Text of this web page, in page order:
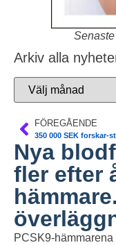
Arkiv alla
FÖREGÅENDE
Nya
fler efter
PCSK9-